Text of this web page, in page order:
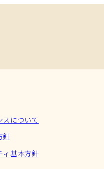
スについて
針
ィ基本方針